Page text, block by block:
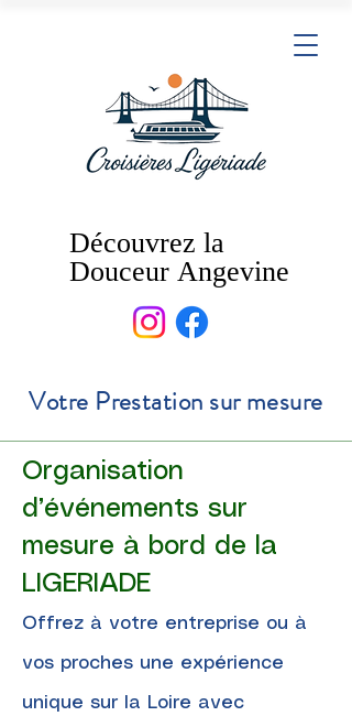
Découvrez la
Douceur Angevine
Découvrez la
Douceur Angevine
Votre Prestation sur mesure
Organisation
d’événements sur
mesure à bord de la
LIGERIADE
Offrez à votre entreprise ou à
vos proches une expérience
unique sur la Loire avec